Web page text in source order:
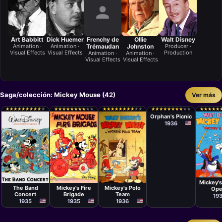
Art Babbitt
Animation ·
Visual Effects
Dick Huemer
Animation ·
Visual Effects
Frenchy de
Trémaudan
Animation ·
Visual Effects
Ollie
Johnston
Animation ·
Visual Effects
Walt Disney
Producer ·
Production
Saga/colección: Mickey Mouse (42) Ver más
★
★★
★★
★★
★★
★★
★★
★★
★★
★★
★
Cortometraje
Wilfred
Jackson
The Band
Concert
1935
★
★★
★★
★★
★★
★★
★★
★★
★★
★ ★
★
Cortometraje
Ben
Sharpsteen
Mickey's Fire
Brigade
1935
★
★★
★★
★★
★★
★★
★★
★★
★★
★ ★
★
Cortometraje
David Hand
Mickey's Polo
Team
1936
★
★★
★★
★★
★★
★★
★★
★★
★★
★ ★
★
Cortometraje
Ben
Sharpsteen
Orphan's Picnic
1936
★
★★
★★
★★
★★
★